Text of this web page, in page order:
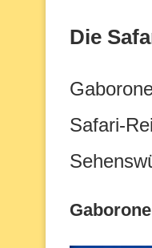
Die
Safari-
Gaborone